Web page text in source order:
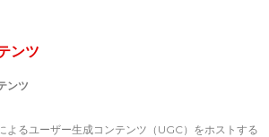
ンツ
ンツ
よるユーザー生成コンテンツ（UGC）をホストする